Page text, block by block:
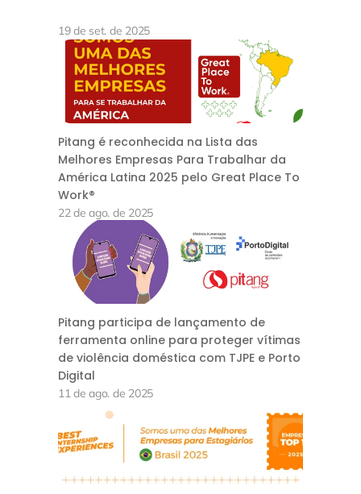
19 de set. de 2025
Pitang é reconhecida na Lista das
Melhores Empresas Para Trabalhar da
América Latina 2025 pelo Great Place To
Work®
22 de ago. de 2025
Pitang participa de lançamento de
ferramenta online para proteger vítimas
de violência doméstica com TJPE e Porto
Digital
11 de ago. de 2025